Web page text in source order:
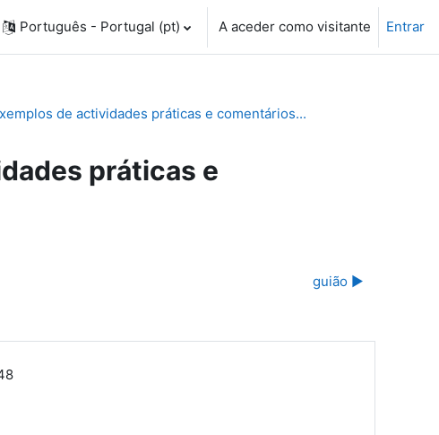
Português - Portugal ‎(pt)‎ A aceder como visitante Entrar
de actividades práticas e comentários...
práticas e
guião ▶︎